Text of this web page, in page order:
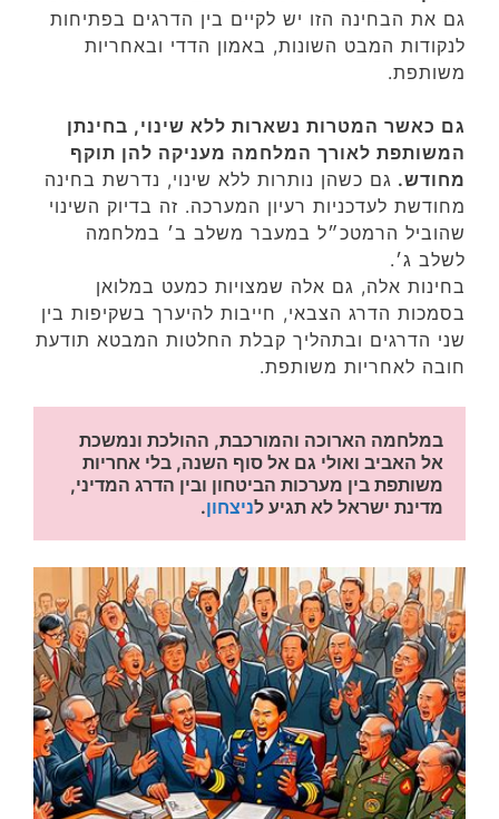
גם את הבחינה הזו יש לקיים בין הדרגים בפתיחות
לנקודות המבט השונות, באמון הדדי ובאחריות
משותפת.
גם כאשר המטרות נשארות ללא שינוי, בחינתן
המשותפת לאורך המלחמה מעניקה להן תוקף
מחודש. גם כשהן נותרות ללא שינוי, נדרשת בחינה
מחודשת לעדכניות רעיון המערכה. זה בדיוק השינוי
שהוביל הרמטכ״ל במעבר משלב ב׳ במלחמה
לשלב ג׳.
בחינות אלה, גם אלה שמצויות כמעט במלואן
בסמכות הדרג הצבאי, חייבות להיערך בשקיפות בין
שני הדרגים ובתהליך קבלת החלטות המבטא תודעת
חובה לאחריות משותפת.
מדינת ישראל לא תגיע לניצחון.